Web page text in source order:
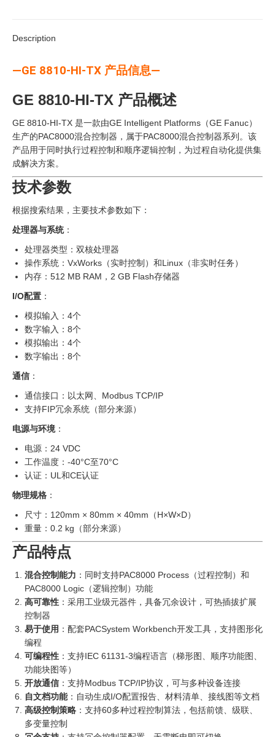
Description
—GE 8810-HI-TX 产品信息—
GE 8810-HI-TX 产品概述
GE 8810-HI-TX 是一款由GE Intelligent Platforms（GE Fanuc）
生产的PAC8000混合控制器，属于PAC8000混合控制器系列。该
产品用于同时执行过程控制和顺序逻辑控制，为过程自动化提供集
成解决方案。
技术参数
根据搜索结果，主要技术参数如下：
处理器与系统：
处理器类型：双核处理器
操作系统：VxWorks（实时控制）和Linux（非实时任务）
内存：512 MB RAM，2 GB Flash存储器
I/O配置 ：
模拟输入：4个
数字输入：8个
模拟输出：4个
数字输出：8个
通信 ：
通信接口：以太网、Modbus TCP/IP
支持FIP冗余系统（部分来源）
电源与环境 ：
电源：24 VDC
工作温度：-40°C至70°C
认证：UL和CE认证
物理规格 ：
尺寸：120mm × 80mm × 40mm（H×W×D）
重量：0.2 kg（部分来源）
产品特点
混合控制能力 ：同时支持PAC8000 Process（过程控制）和
PAC8000 Logic（逻辑控制）功能
高可靠性 ：采用工业级元器件，具备冗余设计，可热插拔扩展
控制器
易于使用 ：配套PACSystem Workbench开发工具，支持图形化
编程
可编程性 ：支持IEC 61131-3编程语言（梯形图、顺序功能图、
功能块图等）
开放通信 ：支持Modbus TCP/IP协议，可与多种设备连接
自文档功能：自动生成I/O配置报告、材料清单、接线图等文档
高级控制策略 ：支持60多种过程控制算法，包括前馈、级联、
多变量控制